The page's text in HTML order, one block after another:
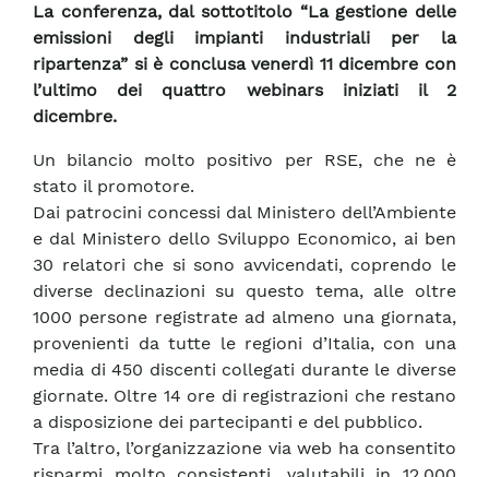
La conferenza, dal sottotitolo “La gestione delle
emissioni degli impianti industriali per la
ripartenza” si è conclusa venerdì 11 dicembre con
l’ultimo dei quattro webinars iniziati il 2
dicembre.
Un bilancio molto positivo per RSE, che ne è
stato il promotore.
Dai patrocini concessi dal Ministero dell’Ambiente
e dal Ministero dello Sviluppo Economico, ai ben
30 relatori che si sono avvicendati, coprendo le
diverse declinazioni su questo tema, alle oltre
1000 persone registrate ad almeno una giornata,
provenienti da tutte le regioni d’Italia, con una
media di 450 discenti collegati durante le diverse
giornate. Oltre 14 ore di registrazioni che restano
a disposizione dei partecipanti e del pubblico.
Tra l’altro, l’organizzazione via web ha consentito